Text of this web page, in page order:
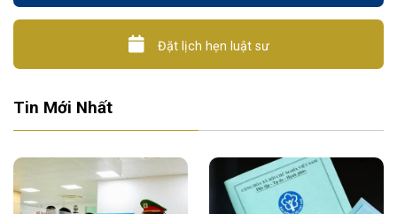
Đặt lịch hẹn luật sư
Tin Mới Nhất